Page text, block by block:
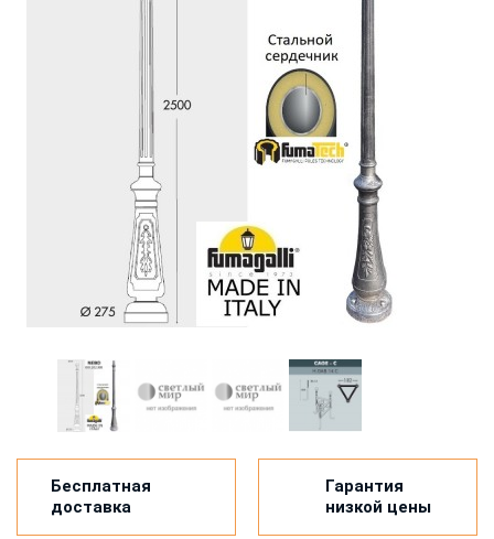
Бесплатная
доставка
Гарантия
низкой цены